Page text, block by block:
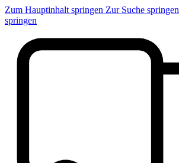
Zum Hauptinhalt springen Zur Suche springen
springen